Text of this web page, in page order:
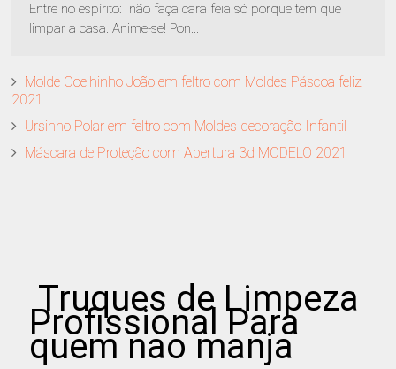
Entre no espírito: não faça cara feia só porque tem que
limpar a casa. Anime-se! Pon...
Molde Coelhinho João em feltro com Moldes Páscoa feliz
2021
Ursinho Polar em feltro com Moldes decoração Infantil
Máscara de Proteção com Abertura 3d MODELO 2021
Truques de Limpeza
Profissional Para
quem nao manja